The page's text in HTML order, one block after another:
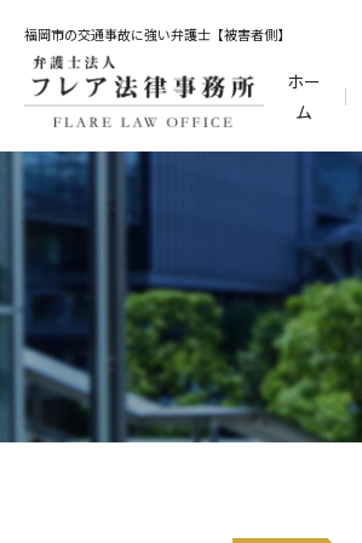
福岡市の交通事故に強い弁護士【被害者側】
ホー
ム